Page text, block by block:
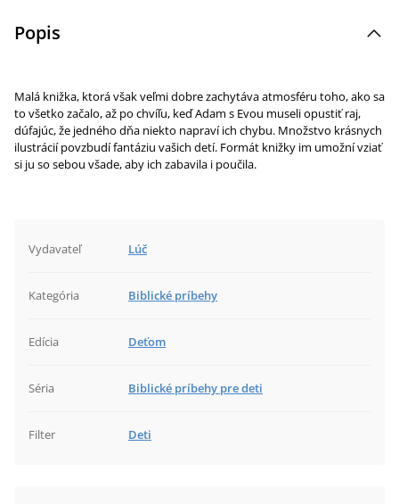
Popis
Malá knižka, ktorá však veľmi dobre zachytáva atmosféru toho, ako sa
to všetko začalo, až po chvíľu, keď Adam s Evou museli opustiť raj,
dúfajúc, že jedného dňa niekto napraví ich chybu. Množstvo krásnych
ilustrácií povzbudí fantáziu vašich detí. Formát knižky im umožní vziať
si ju so sebou všade, aby ich zabavila i poučila.
Vydavateľ Lúč
Kategória Biblické príbehy
Edícia Deťom
Séria Biblické príbehy pre deti
Filter Deti